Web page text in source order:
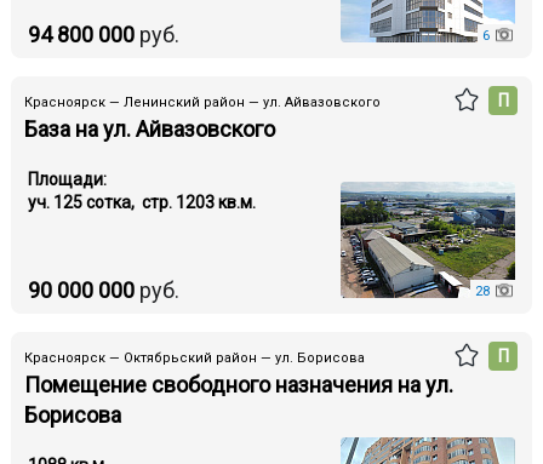
6
94 800 000руб.
Красноярск — Ленинский район — ул. Айвазовского
База на ул. Айвазовского
П
28
90 000 000руб.
Площади:
уч. 125 cотка, стр. 1203 кв.м.
Красноярск — Октябрьский район — ул. Борисова
Помещение свободного назначения на ул.
Борисова
П